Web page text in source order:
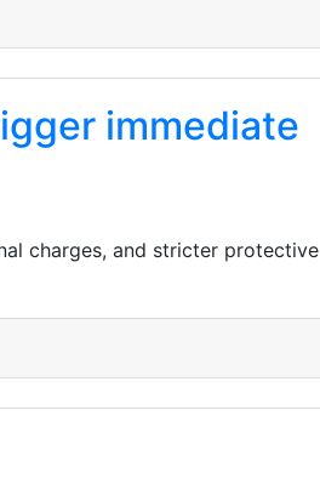
immediate
charges, and stricter protective